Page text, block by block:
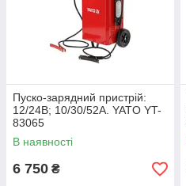
Пуско-зарядний пристрій:
12/24В; 10/30/52А. YATO YT-
83065
В наявності
6 750 ₴